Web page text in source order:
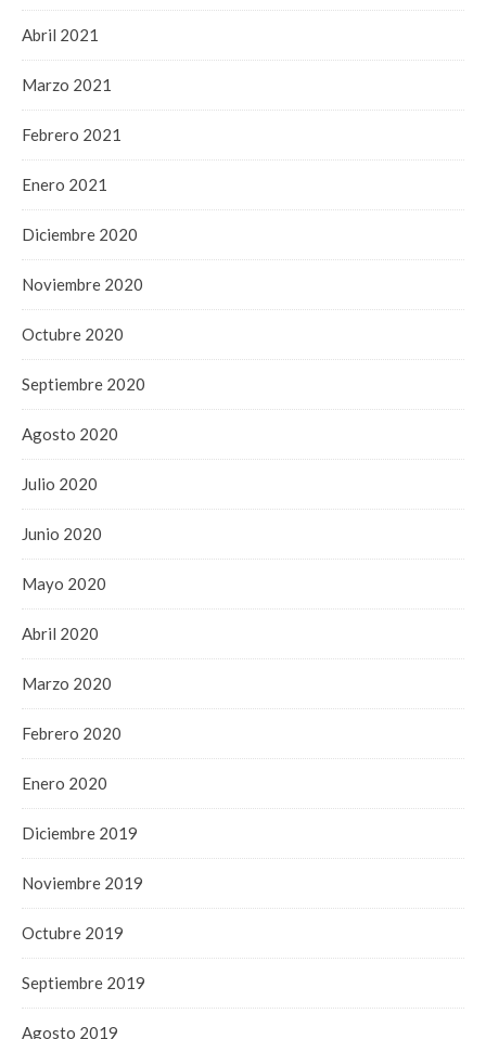
Abril 2021
Marzo 2021
Febrero 2021
Enero 2021
Diciembre 2020
Noviembre 2020
Octubre 2020
Septiembre 2020
Agosto 2020
Julio 2020
Junio 2020
Mayo 2020
Abril 2020
Marzo 2020
Febrero 2020
Enero 2020
Diciembre 2019
Noviembre 2019
Octubre 2019
Septiembre 2019
Agosto 2019